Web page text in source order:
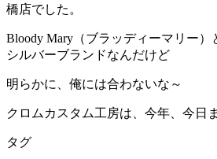
橋店でした。
Bloody Mary（ブラッディーマリー
シルバーブランドなんだけど
明らかに、俺には合わないな～
クロムカスタム工房は、今年、今日
タグ